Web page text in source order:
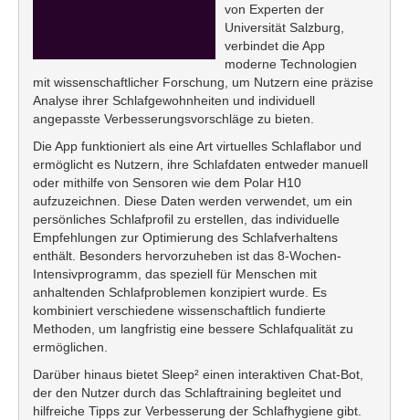
von Experten der
Universität Salzburg,
verbindet die App
moderne Technologien
mit wissenschaftlicher Forschung, um Nutzern eine präzise
Analyse ihrer Schlafgewohnheiten und individuell
angepasste Verbesserungsvorschläge zu bieten.
Die App funktioniert als eine Art virtuelles Schlaflabor und
ermöglicht es Nutzern, ihre Schlafdaten entweder manuell
oder mithilfe von Sensoren wie dem Polar H10
aufzuzeichnen. Diese Daten werden verwendet, um ein
persönliches Schlafprofil zu erstellen, das individuelle
Empfehlungen zur Optimierung des Schlafverhaltens
enthält. Besonders hervorzuheben ist das 8-Wochen-
Intensivprogramm, das speziell für Menschen mit
anhaltenden Schlafproblemen konzipiert wurde. Es
kombiniert verschiedene wissenschaftlich fundierte
Methoden, um langfristig eine bessere Schlafqualität zu
ermöglichen.
Darüber hinaus bietet Sleep² einen interaktiven Chat-Bot,
der den Nutzer durch das Schlaftraining begleitet und
hilfreiche Tipps zur Verbesserung der Schlafhygiene gibt.